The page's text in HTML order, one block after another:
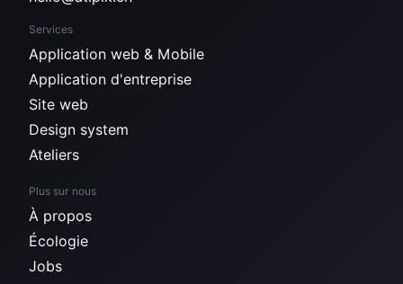
Services
Application web & Mobile
Application d'entreprise
Site web
Design system
Ateliers
Plus sur nous
À propos
Écologie
Jobs